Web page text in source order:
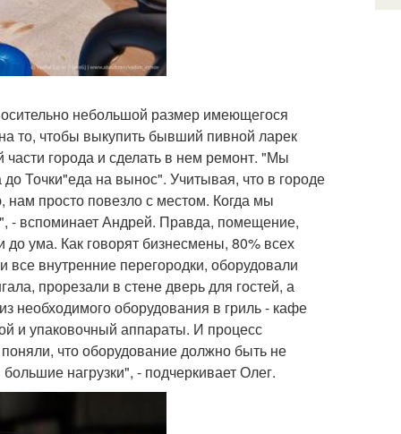
небольшой размер имеющегося
то, чтобы выкупить бывший пивной ларек
города и сделать в нем ремонт. "Мы
Точки"еда на вынос". Учитывая, что в городе
просто повезло с местом. Когда мы
- вспоминает Андрей. Правда, помещение,
ума. Как говорят бизнесмены, 80% всех
внутренние перегородки, оборудовали
прорезали в стене дверь для гостей, а
необходимого оборудования в гриль - кафе
и упаковочный аппараты. И процесс
что оборудование должно быть не
нагрузки", - подчеркивает Олег.